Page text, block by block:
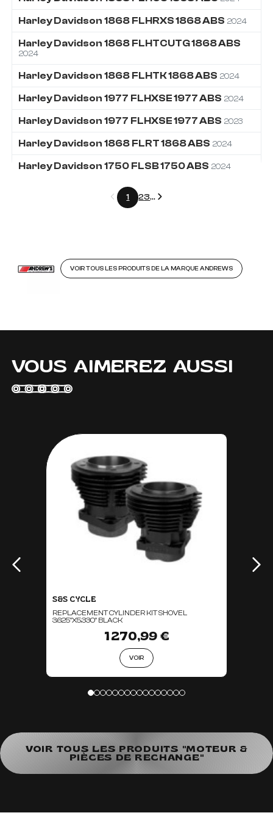
Harley Davidson 1868 FLHRXS 1868 ABS 2024
Harley Davidson 1868 FLHTCUTG 1868 ABS
2024
Harley Davidson 1868 FLHTK 1868 ABS 2024
Harley Davidson 1977 FLHXSE 1977 ABS 2024
Harley Davidson 1977 FLHXSE 1977 ABS 2023
Harley Davidson 1868 FLRT 1868 ABS 2024
Harley Davidson 1750 FLSB 1750 ABS 2024
Précédent
1 23... Suivant
VOIR TOUS LES PRODUITS DE LA MARQUE ANDREWS
VOUS AIMEREZ AUSSI
S&S CYCLE
REPLACEMENT CYLINDER KIT SHOVEL
3.625"X5.330" BLACK
1 270,99 €
VOIR
VOIR TOUS LES PRODUITS "MOTEUR &
PIÈCES DE RECHANGE"